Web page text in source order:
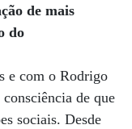
de mais
do
e com o Rodrigo
de que
sociais. Desde